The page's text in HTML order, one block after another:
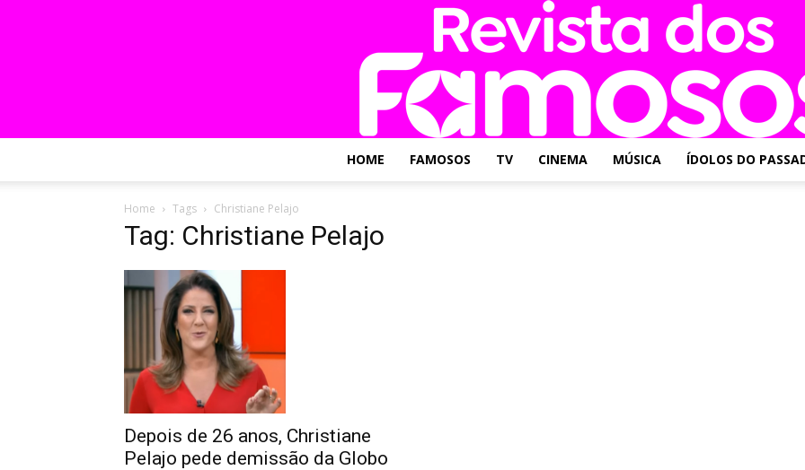
HOME FAMOSOS TV CINEMA MÚSICA ÍDOLOS DO
Home Tags Christiane Pelajo
Tag: Christiane Pelajo
Depois de 26 anos, Christiane
Pelajo pede demissão da Globo